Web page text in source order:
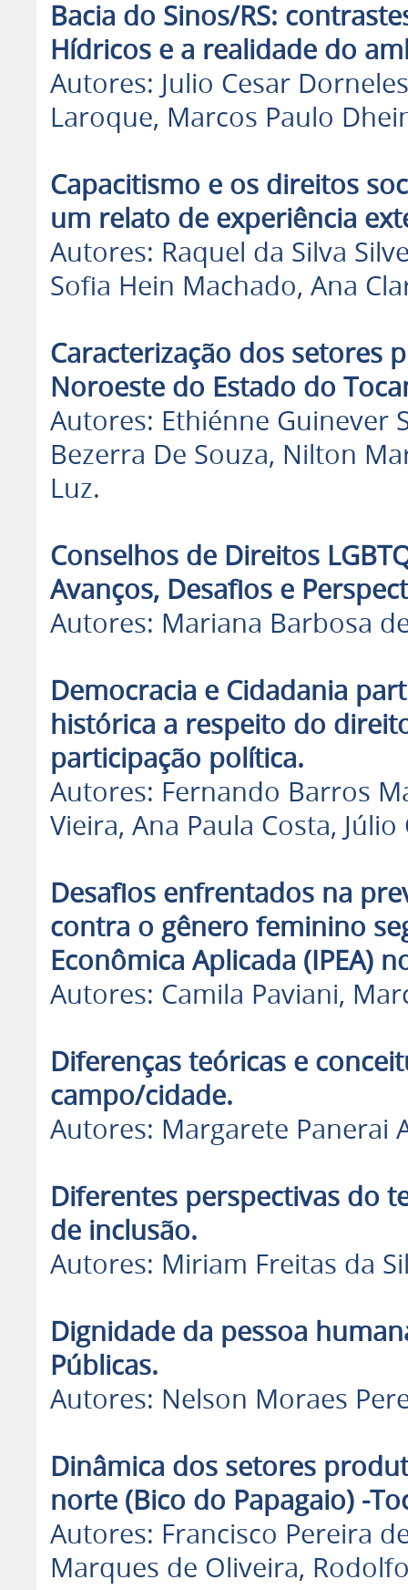
Bacia do Sinos/RS:
Hídricos e a realidade do
Autores: Julio Cesar
Laroque, Marcos Paulo
Capacitismo e os direitos
um relato de experiência
Autores: Raquel da Silva
Sofia Hein Machado, Ana
Caracterização dos setores
Noroeste do Estado do
Autores: Ethiénne Guinever
Bezerra De Souza, Nilton
Luz.
Conselhos de Direitos
Avanços, Desafios e
Autores: Mariana Barbosa
Democracia e Cidadania
histórica a respeito do
participação política.
Autores: Fernando Barros
Vieira, Ana Paula Costa, Júlio
Desafios enfrentados na
contra o gênero feminino
Econômica Aplicada (IPEA)
Autores: Camila Paviani,
Diferenças teóricas e
campo/cidade.
Autores: Margarete Panerai
Diferentes perspectivas do
de inclusão.
Autores: Miriam Freitas da
Dignidade da pessoa
Públicas.
Autores: Nelson Moraes
Dinâmica dos setores
norte (Bico do Papagaio) -
Autores: Francisco Pereira
Marques de Oliveira,